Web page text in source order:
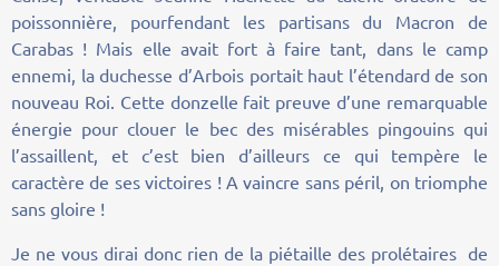
poissonnière, pourfendant les partisans du Macron de
Carabas ! Mais elle avait fort à faire tant, dans le camp
ennemi, la duchesse d’Arbois portait haut l’étendard de son
nouveau Roi. Cette donzelle fait preuve d’une remarquable
énergie pour clouer le bec des misérables pingouins qui
l’assaillent, et c’est bien d’ailleurs ce qui tempère le
caractère de ses victoires ! A vaincre sans péril, on triomphe
sans gloire !
Je ne vous dirai donc rien de la piétaille des prolétaires de